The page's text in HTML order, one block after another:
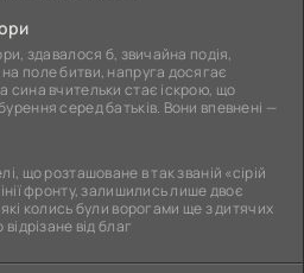
здавалося б, звичайна подія,
поле битви, напруга досягає
сина вчительки стає іскрою, що
серед батьків. Вони впевнені —
що розташоване в так званій «сірій
фронту, залишились лише двоє
колись були ворогами ще з дитячих
від благ